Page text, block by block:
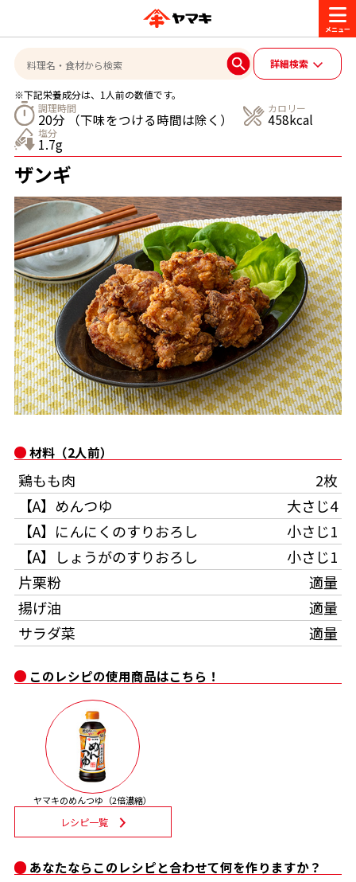
商品情報
ブランド一覧
ヤマキ『めんつゆ』 ヤマキ 割烹白だし
旨さ、別格。だし屋の鍋 韓福善シリーズ
サッと鍋®
楽チン屋®
レシピ
おいしいレシピを探す
おいしいレシピトップ
主食レシピ
主菜レシピ
汁物レシピ
時短レシピ
おいしいレシピを商品から探す
かつお節レシピ
めんつゆレシピ
割烹白だしレシピ
レシピ特設サイト
割烹白だしレシピ特集
だし巻き卵特集
かつおだしが決め手！簡単茶碗蒸し
かつお節・だしを楽しむ
かつお節・だしを知る
だしの取り方
かつお節の削り方
かつお節・だしをもっと知る
ヤマキ かつお節プラス®
かつお節・だしを楽しむ
だしコミュ
CM・キャンペーン
CM
キャンペーン一覧
企業・採用情報
企業情報
- 百年対話
- ヤマキ かつお節プラス®
採用情報
- ジョブリターン制
お問い合わせ
ヤマキお客様相談室
オンラインショップ
コミュニティサイト
Global
詳細検索
※下記栄養成分は、1人前の数値です。
調理時間
20分 （下味をつける時間は除く）
カロリー
458kcal
塩分
1.7g
ザンギ
このレシピの使用商品はこちら！
ヤマキのめんつゆ（2倍濃縮）
レシピ一覧
あなたならこのレシピと合わせて何を作りますか？
材料（2人前）
鶏もも肉
2枚
【A】めんつゆ
大さじ4
【A】にんにくのすりおろし
小さじ1
【A】しょうがのすりおろし
小さじ1
片栗粉
適量
揚げ油
適量
サラダ菜
適量